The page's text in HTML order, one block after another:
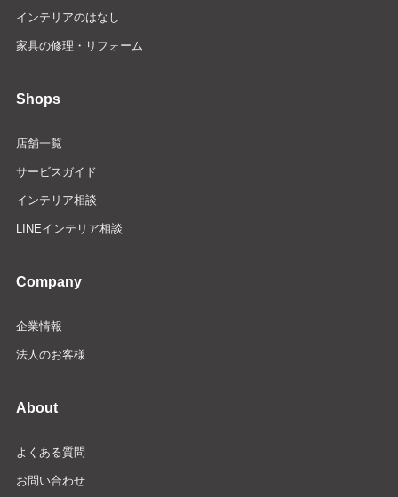
インテリアのはなし
家具の修理・リフォーム
Shops
店舗一覧
サービスガイド
インテリア相談
LINEインテリア相談
Company
企業情報
法人のお客様
About
よくある質問
お問い合わせ